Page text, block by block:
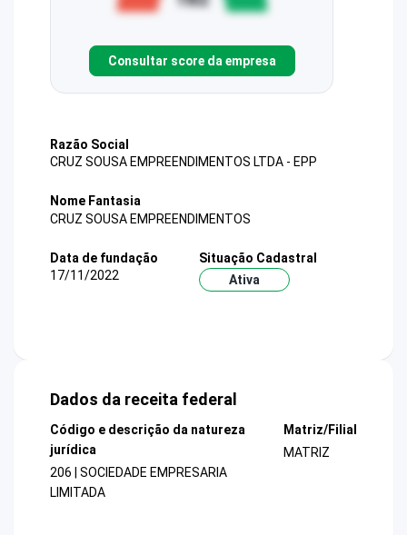
Consultar score da empresa
Razão Social
CRUZ SOUSA EMPREENDIMENTOS LTDA - EPP
Nome Fantasia
CRUZ SOUSA EMPREENDIMENTOS
Data de fundação
17/11/2022
Situação Cadastral
Ativa
Dados da receita federal
Código e descrição da natureza
jurídica
206 | SOCIEDADE EMPRESARIA
LIMITADA
Matriz/Filial
MATRIZ